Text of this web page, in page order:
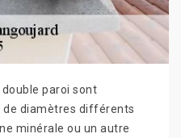
double paroi sont
de diamètres différents
minérale ou un autre